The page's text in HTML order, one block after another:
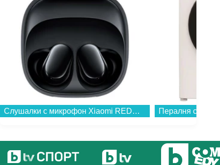
Пералня със сушилня Indesit IDMA 75624B MY TIME EE , 1400 об./мин., 5 kg, 7.00 kg, D , Бял...
Рутер Wi-Fi